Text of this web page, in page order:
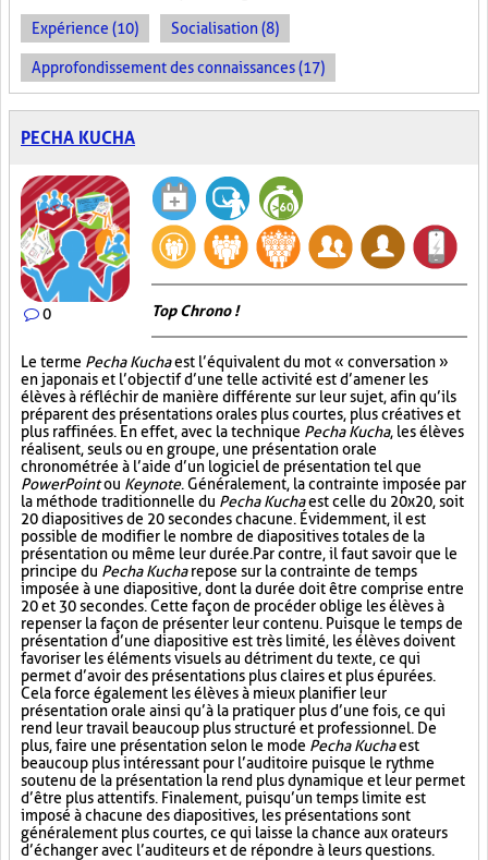
Expérience (10) Socialisation (8)
Approfondissement des connaissances (17)
PECHA KUCHA
0 Top Chrono !
Le terme Pecha Kuchaest l’équivalent du mot « conversation »
en japonais et l’objectif d’une telle activité est d’amener les
élèves à réfléchir de manière différente sur leur sujet, afin qu’ils
préparent des présentations orales plus courtes, plus créatives et
plus raffinées. En effet, avec la technique Pecha Kucha, les élèves
réalisent, seuls ou en groupe, une présentation orale
chronométrée à l’aide d’un logiciel de présentation tel que
PowerPointou Keynote. Généralement, la contrainte imposée par
la méthode traditionnelle du Pecha Kuchaest celle du 20x20, soit
20 diapositives de 20 secondes chacune. Évidemment, il est
possible de modifier le nombre de diapositives totales de la
présentation ou même leur durée. Par contre, il faut savoir que le
principe du Pecha Kucharepose sur la contrainte de temps
imposée à une diapositive, dont la durée doit être comprise entre
20 et 30 secondes. Cette façon de procéder oblige les élèves à
repenser la façon de présenter leur contenu. Puisque le temps de
présentation d’une diapositive est très limité, les élèves doivent
favoriser les éléments visuels au détriment du texte, ce qui
permet d’avoir des présentations plus claires et plus épurées.
Cela force également les élèves à mieux planifier leur
présentation orale ainsi qu’à la pratiquer plus d’une fois, ce qui
rend leur travail beaucoup plus structuré et professionnel. De
plus, faire une présentation selon le mode Pecha Kuchaest
beaucoup plus intéressant pour l’auditoire puisque le rythme
soutenu de la présentation la rend plus dynamique et leur permet
d’être plus attentifs. Finalement, puisqu’un temps limite est
imposé à chacune des diapositives, les présentations sont
généralement plus courtes, ce qui laisse la chance aux orateurs
d’échanger avec l’auditeurs et de répondre à leurs questions.